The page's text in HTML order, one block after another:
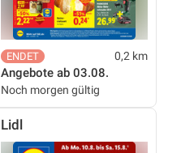
0,2 km
Angebote ab 03.08.
Noch morgen gültig
Lidl